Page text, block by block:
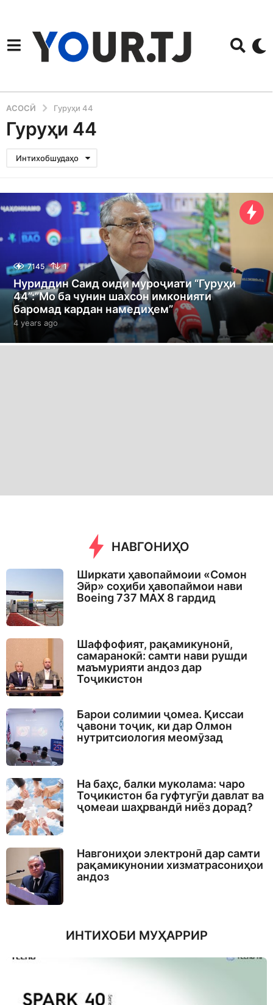
АСОСӢ Гуруҳи 44
Гуруҳи 44
Интихобшудаҳо
7145 1
Нуриддин Саид оиди муроҷиати “Гуруҳи
44”:”Мо ба чунин шахсон имконияти
баромад кардан намедиҳем”
4 years ago
e
НАВГОНИҲО
Ширкати ҳавопаймоии «Сомон
Эйр» соҳиби ҳавопаймои нави
Boeing 737 MAX 8 гардид
Шаффофият, рақамикунонӣ,
самаранокӣ: самти нави рушди
маъмурияти андоз дар
Тоҷикистон
Барои солимии ҷомеа. Қиссаи
ҷавони тоҷик, ки дар Олмон
нутритсиология меомӯзад
На баҳс, балки муколама: чаро
Тоҷикистон ба гуфтугӯи давлат ва
ҷомеаи шаҳрвандӣ ниёз дорад?
Навгониҳои электронӣ дар самти
рақамикунонии хизматрасониҳои
андоз
ИНТИХОБИ МУҲАРРИР